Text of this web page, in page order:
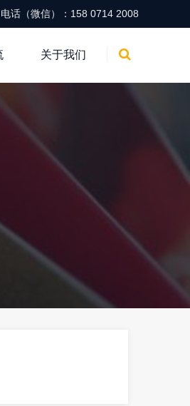
电话（微信）：158 0714 2008
关于我们